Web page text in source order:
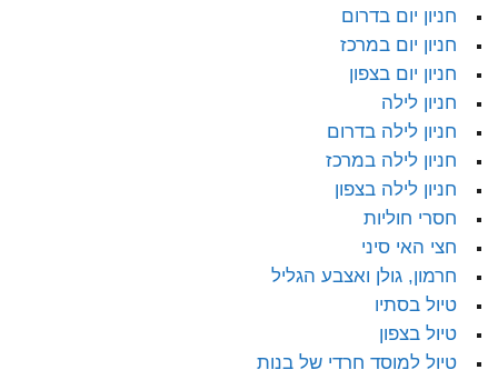
חניון יום בדרום
חניון יום במרכז
חניון יום בצפון
חניון לילה
חניון לילה בדרום
חניון לילה במרכז
חניון לילה בצפון
חסרי חוליות
חצי האי סיני
חרמון, גולן ואצבע הגליל
טיול בסתיו
טיול בצפון
טיול למוסד חרדי של בנות